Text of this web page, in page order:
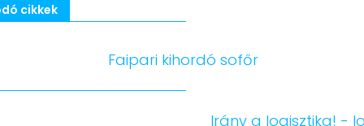
cikkek